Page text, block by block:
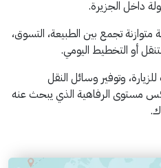
داخل الجزيرة.
تجمع بين الطبيعة، التسوق،
أو التخطيط اليومي.
وتوفير وسائل النقل
مستوى الرفاهية الذي يبحث عنه